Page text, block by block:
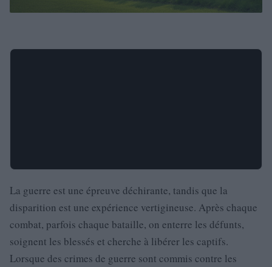
La guerre est une épreuve déchirante, tandis que la
disparition est une expérience vertigineuse. Après chaque
combat, parfois chaque bataille, on enterre les défunts,
soignent les blessés et cherche à libérer les captifs.
Lorsque des crimes de guerre sont commis contre les